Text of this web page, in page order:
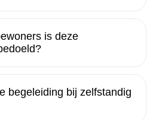
is deze
begeleiding bij zelfstandig